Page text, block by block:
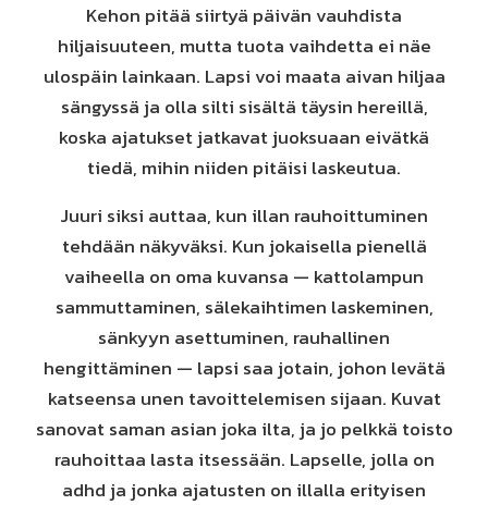
Kehon pitää siirtyä päivän vauhdista
hiljaisuuteen, mutta tuota vaihdetta ei näe
ulospäin lainkaan. Lapsi voi maata aivan hiljaa
sängyssä ja olla silti sisältä täysin hereillä,
koska ajatukset jatkavat juoksuaan eivätkä
tiedä, mihin niiden pitäisi laskeutua.
Juuri siksi auttaa, kun illan rauhoittuminen
tehdään näkyväksi. Kun jokaisella pienellä
vaiheella on oma kuvansa — kattolampun
sammuttaminen, sälekaihtimen laskeminen,
sänkyyn asettuminen, rauhallinen
hengittäminen — lapsi saa jotain, johon levätä
katseensa unen tavoittelemisen sijaan. Kuvat
sanovat saman asian joka ilta, ja jo pelkkä toisto
rauhoittaa lasta itsessään. Lapselle, jolla on
adhd ja jonka ajatusten on illalla erityisen